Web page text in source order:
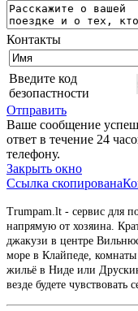
Контакты
Введите код
безопастности
Отправить
Ваше сообщение
ответ в течение 24
телефону.
Закрыть окно
Ссылка скопирована
Trumpam.lt - сервис для
напрямую от хозяина.
джакузи в центре
море в Клайпеде,
жильё в Ниде или
везде будете чувствовать